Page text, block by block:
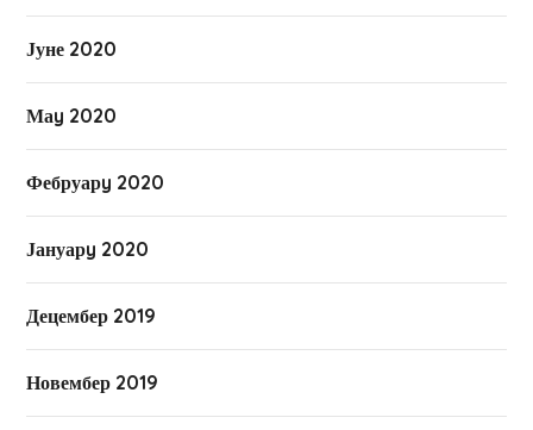
Јуне 2020
Маy 2020
Фебруарy 2020
Јануарy 2020
Децембер 2019
Новембер 2019